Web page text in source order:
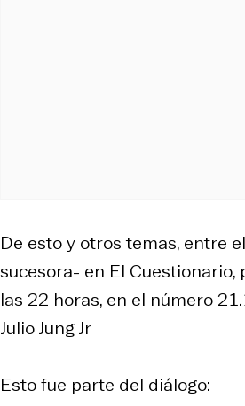
De esto y otros temas, entre
sucesora- en El Cuestionario,
las 22 horas, en el número
Julio Jung Jr
Esto fue parte del diálogo: